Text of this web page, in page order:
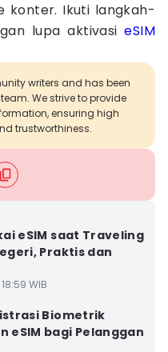
konter. Ikuti langkah-
lupa aktivasieSIM
writers and has been
We strive to provide
ensuring high
trustworthiness.
eSIM saat Traveling
Praktis dan
WIB
Biometrik
eSIM bagi Pelanggan